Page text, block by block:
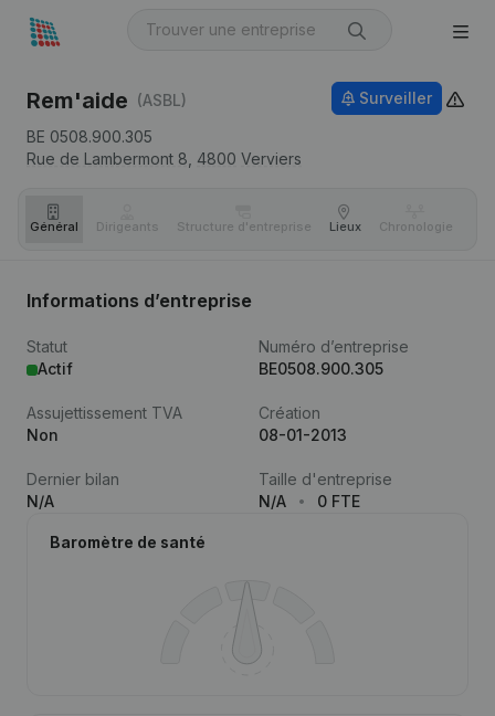
Rem'aide (ASBL)
BE 0508.900.305
Rue de Lambermont 8, 4800 Verviers
Surveiller
Général Dirigeants Structure d'entreprise Lieux Chronologie
Informations d’entreprise
Statut
Actif
Numéro d’entreprise
BE0508.900.305
Assujettissement TVA
Non
Création
08-01-2013
Dernier bilan
N/A
Taille d'entreprise
N/A
0 FTE
Baromètre de santé